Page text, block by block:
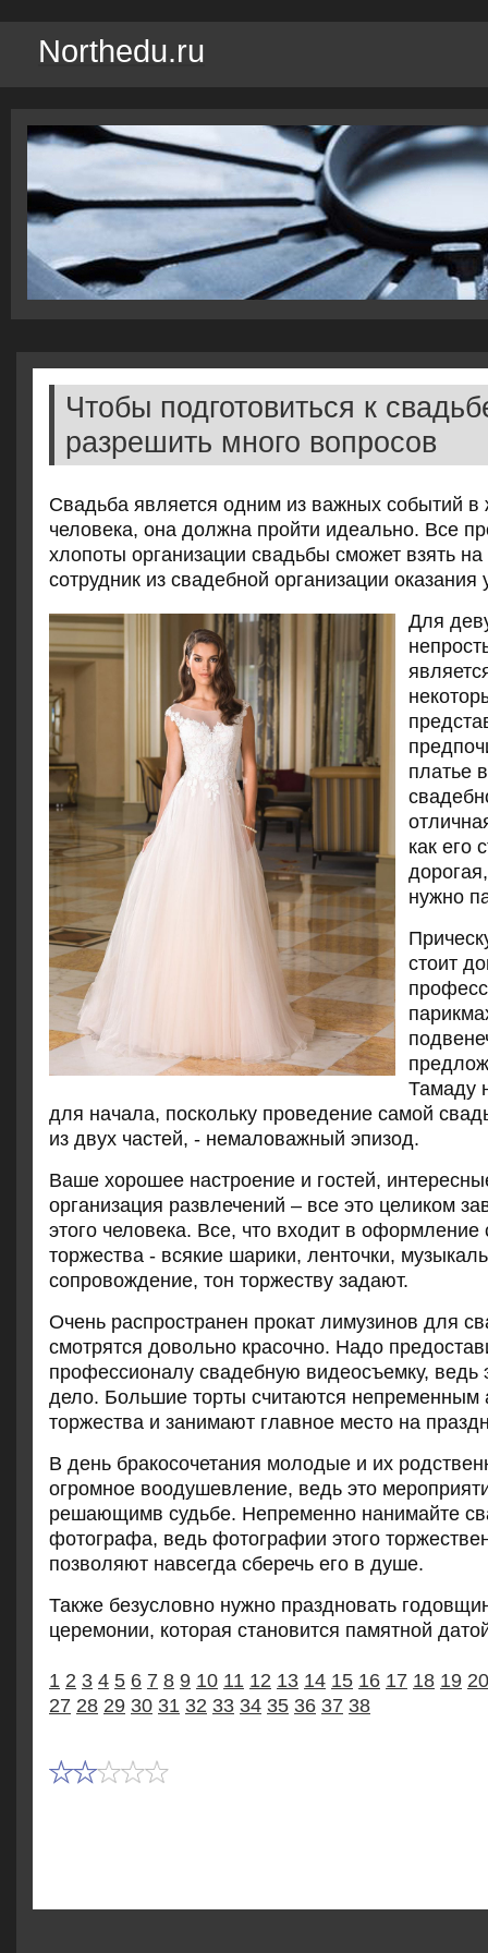
Northedu.ru
Чтобы подготовиться к
разрешить много вопросов
Свадьба является одним из важных событий в
человека, она должна пройти идеально. Все
хлопоты организации свадьбы сможет взять
сотрудник из свадебной организации оказания
Для
платье
как его
нужно
стоит
Тамаду
для начала, поскольку проведение самой
из двух частей, - немаловажный эпизод.
Ваше хорошее настроение и гостей,
организация развлечений – все это целиком
этого человека. Все, что входит в оформление
торжества - всякие шарики, ленточки,
сопровождение, тон торжеству задают.
Очень распространен прокат лимузинов для
смотрятся довольно красочно. Надо
профессионалу свадебную видеосъемку, ведь
дело. Большие торты считаются непременным
торжества и занимают главное место на
В день бракосочетания молодые и их
огромное воодушевление, ведь это
решающимв судьбе. Непременно нанимайте
фотографа, ведь фотографии этого
позволяют навсегда сберечь его в душе.
Также безусловно нужно праздновать
церемонии, которая становится памятной
1 2 3 4 5 6 7 8 9 10 11 12 13 14 15 16 17 18 19 20
27 28 29 30 31 32 33 34 35 36 37 38